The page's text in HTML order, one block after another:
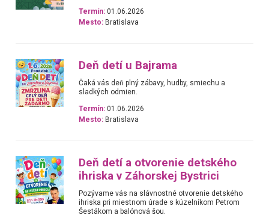
Termín: 01.06.2026
Mesto: Bratislava
Deň detí u Bajrama
Čaká vás deň plný zábavy, hudby, smiechu a
sladkých odmien.
Termín: 01.06.2026
Mesto: Bratislava
Deň detí a otvorenie detského
ihriska v Záhorskej Bystrici
Pozývame vás na slávnostné otvorenie detského
ihriska pri miestnom úrade s kúzelníkom Petrom
Šestákom a balónová šou.